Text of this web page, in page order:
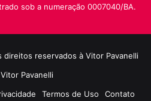
sob a numeração 0007040/BA.
reservados à Vitor Pavanelli
Vitor Pavanelli
Termos de Uso Contato